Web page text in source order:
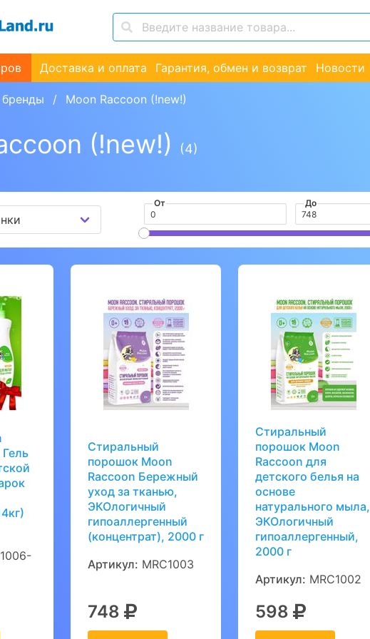
Доставка и оплата Гарантия, обмен и возврат Новости
бренды Moon Raccoon (!new!)
(!new!) (4)
От До
Стиральный
порошок Moon
Raccoon Бережный
уход за тканью,
ЭКОлогичный
гипоаллергенный
(концентрат), 2000 г
Артикул: MRC1003
748
Стиральный
порошок Moon
Raccoon для
детского белья на
основе
натурального мыла,
ЭКОлогичный
гипоаллергенный,
2000 г
Артикул: MRC1002
598